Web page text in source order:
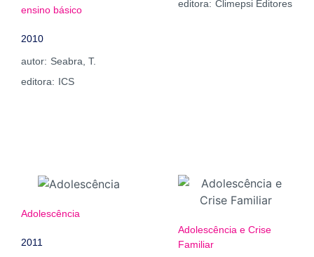
ensino básico
2010
autor: Seabra, T.
editora: ICS
editora: Climepsi Editores
Adolescência
2011
Adolescência e Crise
Familiar